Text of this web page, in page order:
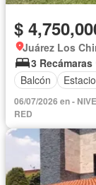
$
Juárez Los
3 Recámaras
Balcón
06/07/2026 en -
RED